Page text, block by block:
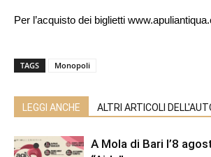
Per l’acquisto dei biglietti
TAGS Monopoli
LEGGI ANCHE ALTRI ARTICOLI
A Mola di Bari l’8